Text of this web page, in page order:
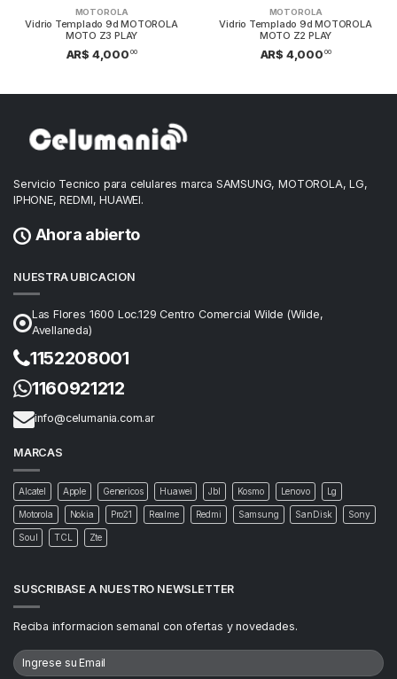
MOTOROLA
Vidrio Templado 9d MOTOROLA
MOTO Z3 PLAY
AR$ 4,000 00
MOTOROLA
Vidrio Templado 9d MOTOROLA
MOTO Z2 PLAY
AR$ 4,000 00
Servicio Tecnico para celulares marca SAMSUNG, MOTOROLA, LG,
IPHONE, REDMI, HUAWEI.
Ahora abierto
NUESTRA UBICACION
Las Flores 1600 Loc.129 Centro Comercial Wilde (Wilde,
Avellaneda)
1152208001
1160921212
info@celumania.com.ar
MARCAS
Alcatel Apple Genericos Huawei Jbl Kosmo Lenovo Lg
Motorola Nokia Pro21 Realme Redmi Samsung SanDisk Sony
Soul TCL Zte
SUSCRIBASE A NUESTRO NEWSLETTER
Reciba informacion semanal con ofertas y novedades.